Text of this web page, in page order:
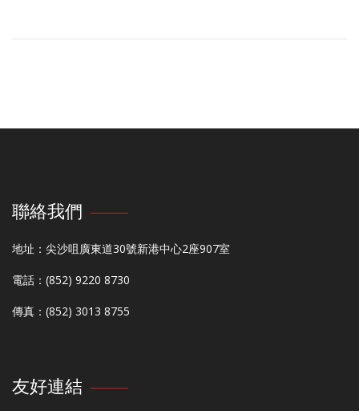
聯絡我們
地址：尖沙咀廣東道30號新港中心2座907室
電話：(852) 9220 8730
傳真：(852) 3013 8755
友好連結